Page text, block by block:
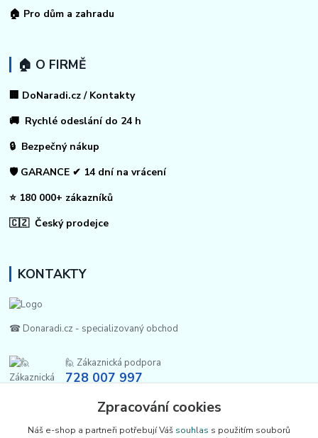
🏠 Pro dům a zahradu
🏠 O FIRMĚ
🏢 DoNaradi.cz / Kontakty
🚚 Rychlé odeslání do 24 h
🔒 Bezpečný nákup
🛡️ GARANCE ✔ 14 dní na vrácení
⭐ 180 000+ zákazníků
🇨🇿 Český prodejce
KONTAKTY
☎ Donaradi.cz - specializovaný obchod
🙋 Zákaznická podpora
728 007 997
Zpracování cookies
Náš e-shop a partneři potřebují Váš souhlas s použitím souborů